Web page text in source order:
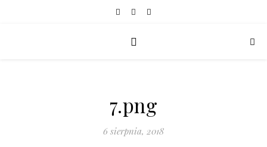
7.png
6 sierpnia, 2018